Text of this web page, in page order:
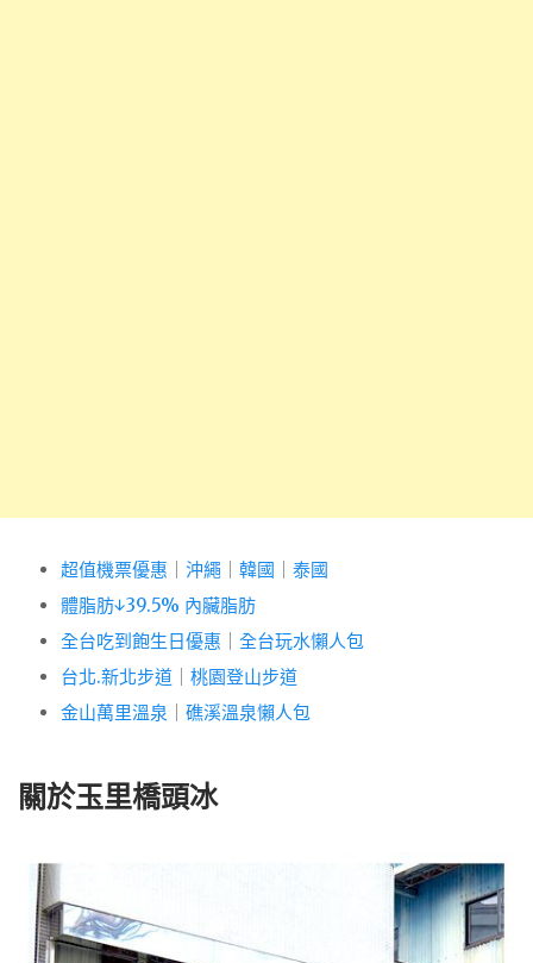
超值機票優惠 沖繩 韓國
泰國
體脂肪↓39.5% 內臟脂肪
全台吃到飽生日優惠
全台玩水懶人包
台北.新北步道
桃園登山步道
金山萬里溫泉
礁溪溫泉懶人包
關於玉里橋頭冰